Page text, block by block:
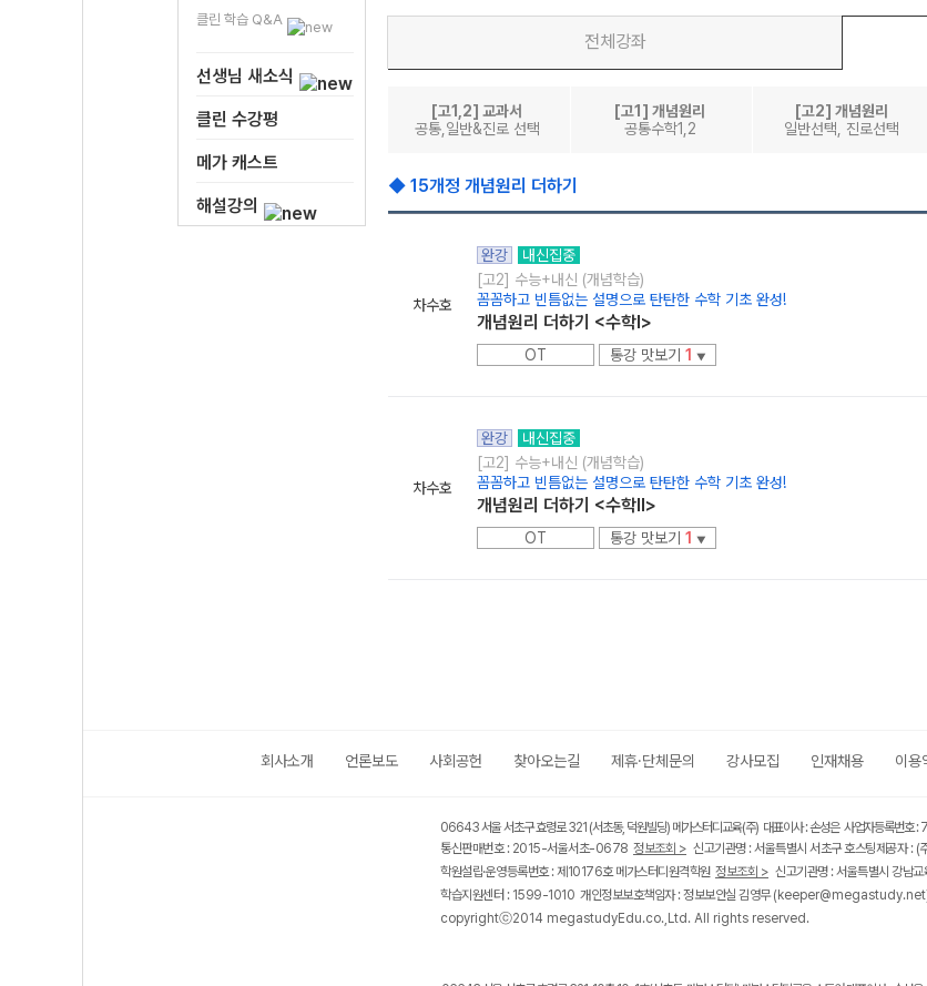
클린 학습 Q&A
선생님 새소식
클린 수강평
메가 캐스트
해설강의
전체강좌
[고1,2] 교과서
공통,일반&진로 선택
[고1] 개념원리
공통수학1,2
[고2] 개념원리
일반선택, 진로선택
◆ 15개정 개념원리 더하기
차수호
완강
내신집중
[고2] 수능+내신 (개념학습)
꼼꼼하고 빈틈없는 설명으로 탄탄한 수학 기초 완성!
개념원리 더하기 <수학l>
OT 통강 맛보기 1 ▼
차수호
완강
내신집중
[고2] 수능+내신 (개념학습)
꼼꼼하고 빈틈없는 설명으로 탄탄한 수학 기초 완성!
개념원리 더하기 <수학ll>
OT 통강 맛보기 1 ▼
회사소개 언론보도 사회공헌 찾아오는길 제휴·단체문의 강사모집 인재채용 이용
06643 서울 서초구 효령로 321 (서초동, 덕원빌딩) 메가스터디교육(주) 대표이사 : 손성은 사업자등록
통신판매번호 : 2015-서울서초-0678 정보조회 > 신고기관명 : 서울특별시 서초구 호스팅제공자 : (
학원설립·운영등록번호 : 제10176호 메가스터디원격학원 정보조회 > 신고기관명 : 서울특별시 강남교
학습지원센터 : 1599-1010 개인정보보호책임자 : 정보보안실 김영무
copyrightⓒ2014 megastudyEdu.co.,Ltd. All rights reserved.